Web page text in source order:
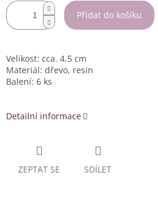
Přidat do košíku
Velikost: cca. 4,5 cm
Materiál: dřevo, resin
Balení: 6 ks
Detailní informace
ZEPTAT SE SDÍLET